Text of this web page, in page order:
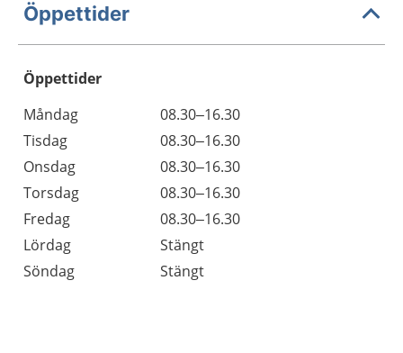
Öppettider
Öppettider
Dag
Öppettider
Kommentarer
Måndag
08.30–16.30
Tisdag
08.30–16.30
Onsdag
08.30–16.30
Torsdag
08.30–16.30
Fredag
08.30–16.30
Lördag
Stängt
Söndag
Stängt